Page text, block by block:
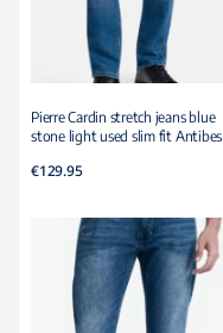
Pierre Cardin stretch jeans blue
stone light used slim fit Antibes
€129.95